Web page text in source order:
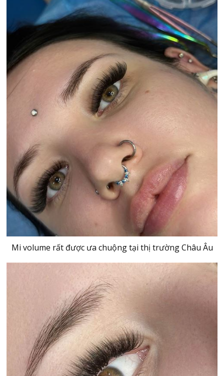
Mi volume rất được ưa chuộng tại thị trường Châu Âu